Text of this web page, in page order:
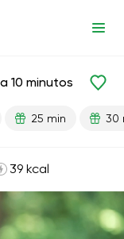
10 minutos
25 min 30
39 kcal